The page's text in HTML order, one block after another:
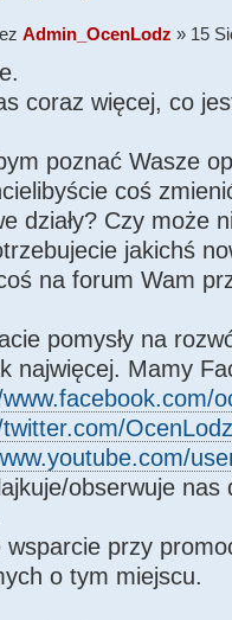
Admin_OcenLodz » 15
coraz więcej, co
poznać Wasze
coś
działy? Czy może
jakichś
na forum Wam
pomysły na
najwięcej. Mamy
OcenLodz
obserwuje
wsparcie przy
o tym miejscu.